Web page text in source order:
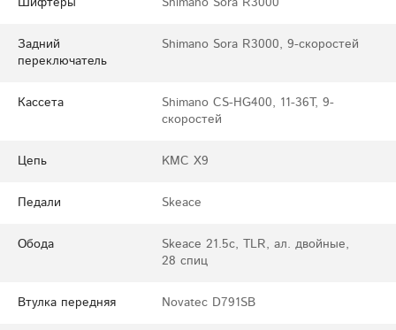
Шифтеры Shimano Sora R3000
Задний
переключатель
Shimano Sora R3000, 9-скоростей
Кассета
Shimano CS-HG400, 11-36T, 9-
скоростей
Цепь KMC X9
Педали Skeace
Обода
Skeace 21.5c, TLR, ал. двойные,
28 спиц
Втулка передняя Novatec D791SB